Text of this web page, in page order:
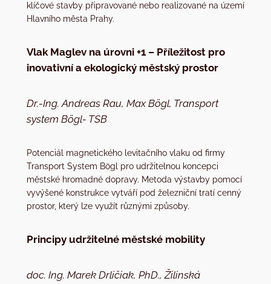
klíčové stavby připravované nebo realizované na území
Hlavního města Prahy.
Vlak Maglev na úrovni +1 – Příležitost pro
inovativní a ekologický městský prostor
Dr.-Ing. Andreas Rau, Max Bögl, Transport
system Bögl- TSB
Potenciál magnetického levitačního vlaku od firmy
Transport System Bögl pro udržitelnou koncepci
městské hromadné dopravy. Metoda výstavby pomocí
vyvýšené konstrukce vytváří pod železniční tratí cenný
prostor, který lze využít různými způsoby.
Principy udržitelné městské mobility
doc. Ing. Marek Drličiak, PhD., Žilinská